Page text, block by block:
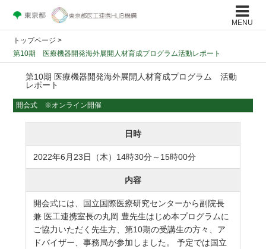
MENU
トップページ >
第10期 医療機器開発海外展開人材育成プログラム活動レポート
第10期 医療機器開発海外展開人材育成プログラム 活動
レポート
開会式 ※オンライン開催
日時
2022年6月23日（木）14時30分～15時00分
内容
開会式には、国立国際医療研究センターから副院長
兼 医工連携室長の丸岡 豊先生はじめ本プログラムに
ご協力いただく先生方、第10期の受講生の方々、ア
ドバイザー、事務局が参加しました。 予定では国立